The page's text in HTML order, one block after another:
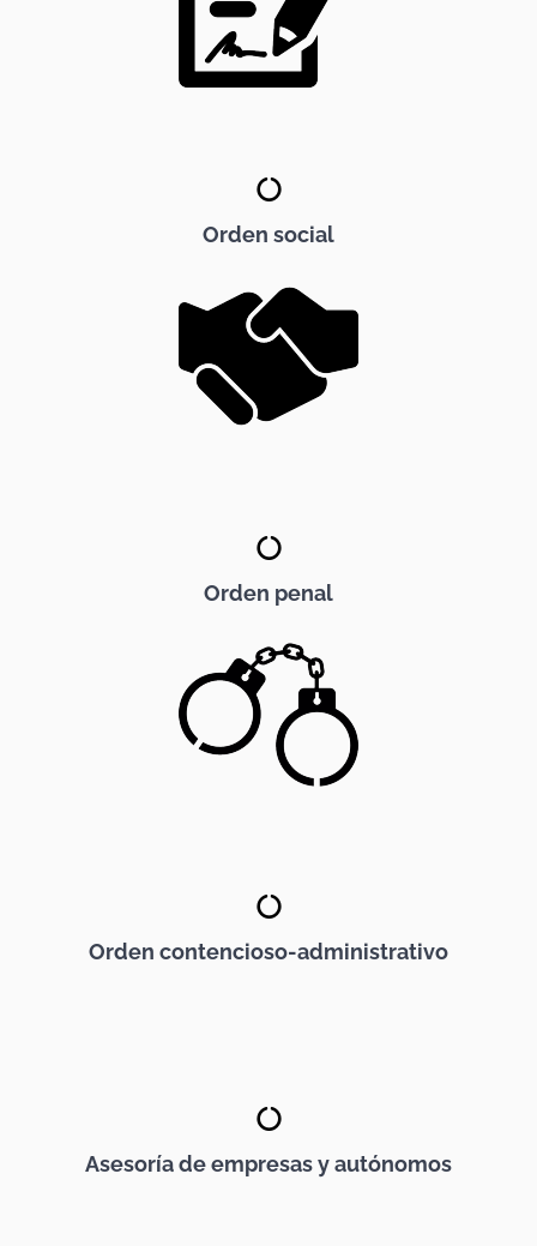
Orden social
Orden penal
Orden contencioso-administrativo
Asesoría de empresas y autónomos